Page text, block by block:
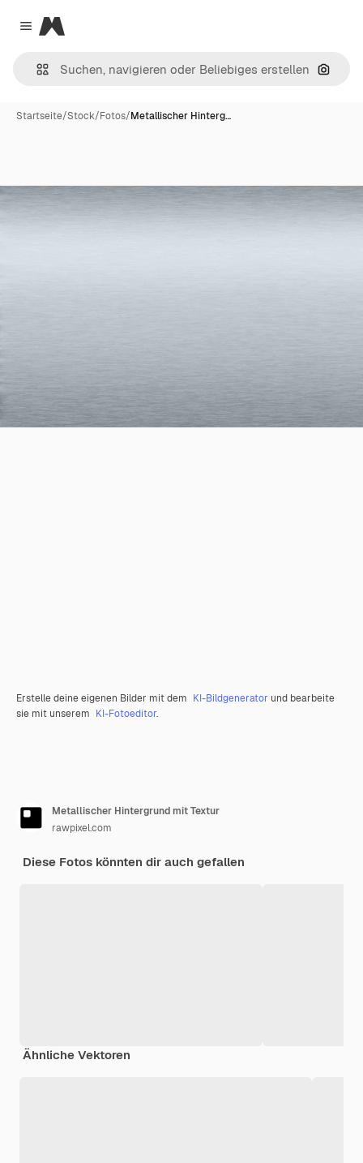
Close menu
Magnific
Nach
Startseite/Stock/Fotos/Metallischer Hinterg…
Erstelle deine eigenen Bilder mit dem KI-Bildgenerator und bearbeite
sie mit unserem KI-Fotoeditor.
Metallischer Hintergrund mit Textur
rawpixel.com
Diese Fotos könnten dir auch gefallen
Ähnliche Vektoren